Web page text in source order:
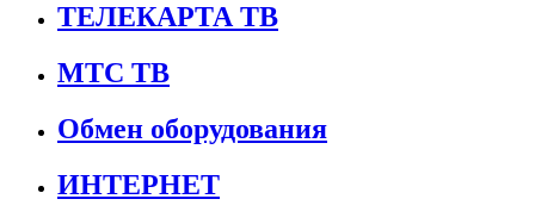
ТЕЛЕКАРТА ТВ
МТС ТВ
Обмен оборудования
ИНТЕРНЕТ